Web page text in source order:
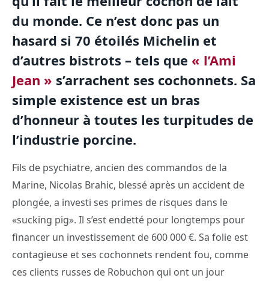
du monde. Ce n’est donc pas un
hasard si 70 étoilés Michelin et
d’autres bistrots – tels que « l’Ami
Jean » s’arrachent ses cochonnets. Sa
simple existence est un bras
d’honneur à toutes les turpitudes de
l’industrie porcine.
Fils de psychiatre, ancien des commandos de la
Marine, Nicolas Brahic, blessé après un accident de
plongée, a investi ses primes de risques dans le
«sucking pig». Il s’est endetté pour longtemps pour
financer un investissement de 600 000 €. Sa folie est
contagieuse et ses cochonnets rendent fou, comme
ces clients russes de Robuchon qui ont un jour